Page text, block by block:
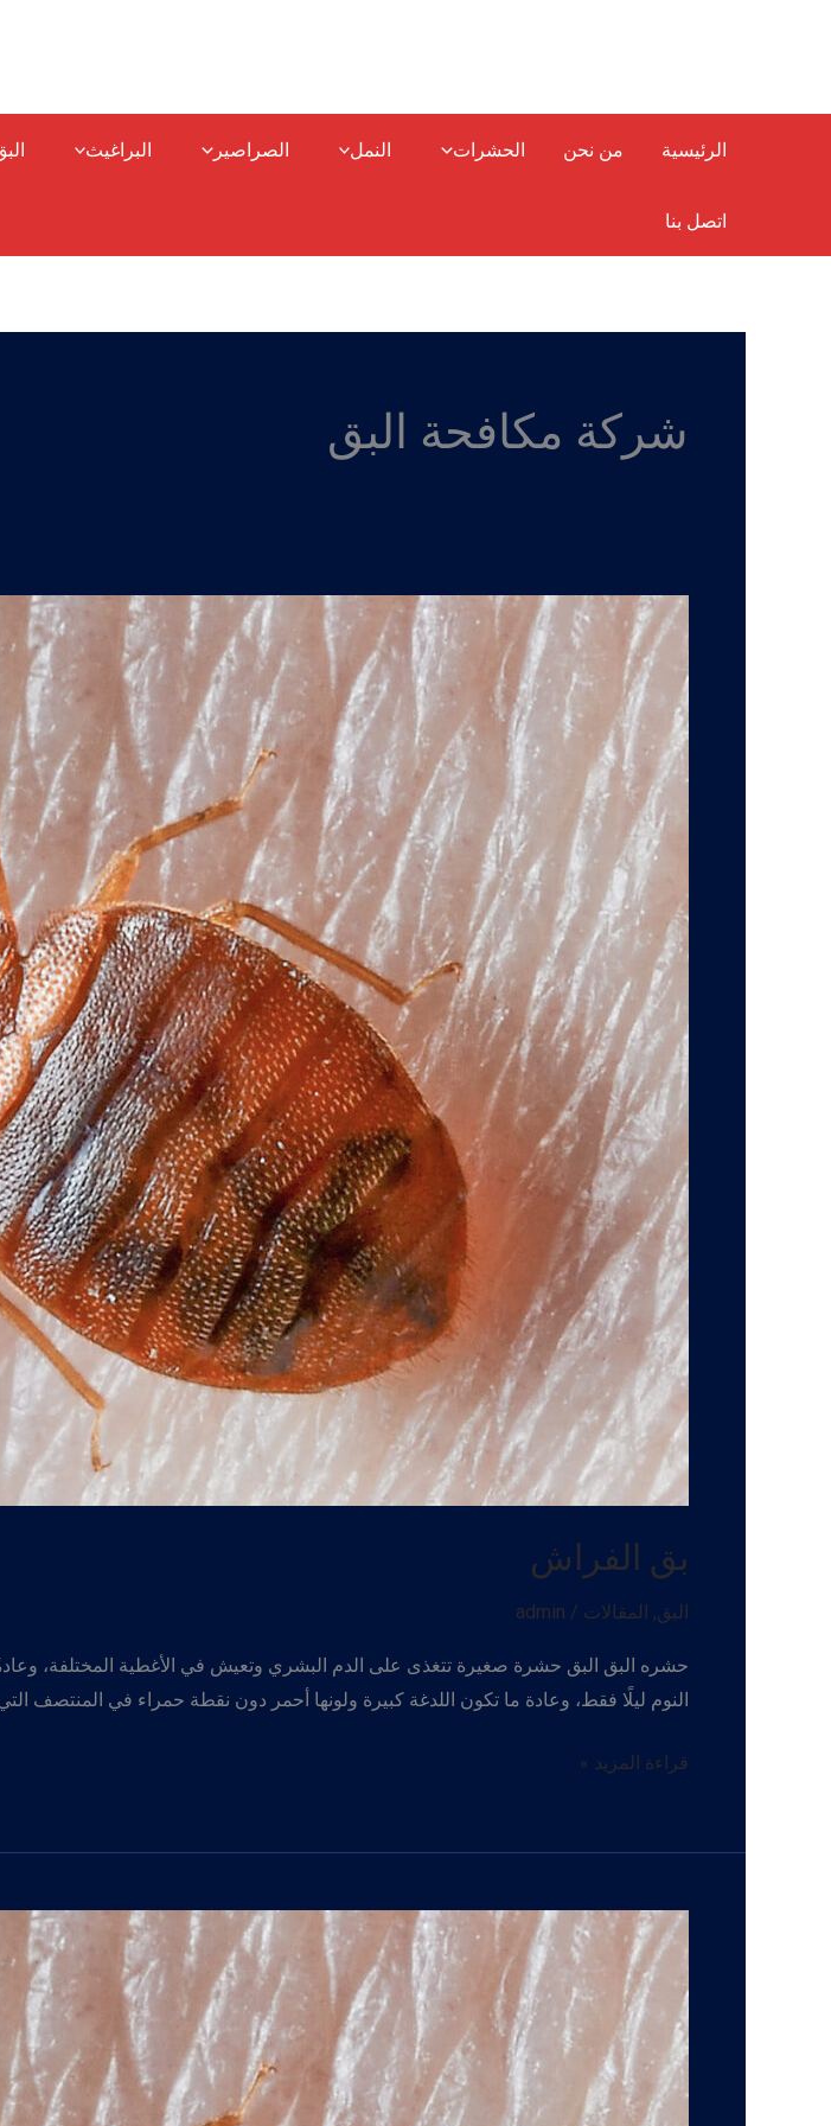
الرئيسية من نحن الحشرات النمل الصراصير البراغيث
اتصل بنا
شركة مكافحة البق
بق الفراش
البق, المقالات /
admin
حشره البق البق حشرة صغيرة تتغذى على الدم البشري وتعيش في الأغطية المختلفة،
النوم ليلًا فقط، وعادة ما تكون اللدغة كبيرة ولونها أحمر دون نقطة حمراء في المنتصف
بق
قراءة المزيد »